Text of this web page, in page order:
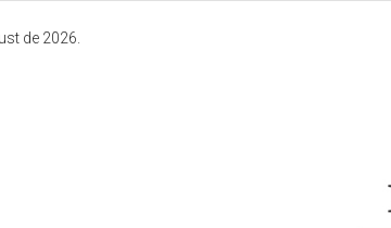
de 2026.